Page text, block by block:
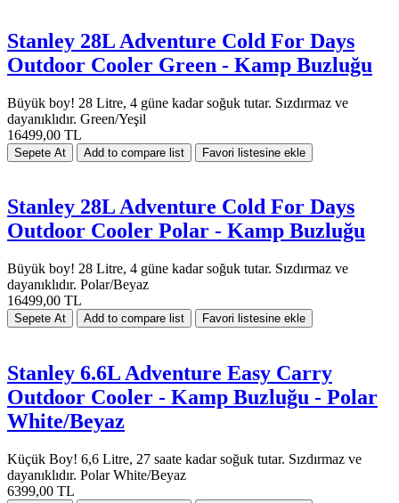
Stanley 28L Adventure Cold For Days
Outdoor Cooler Green - Kamp Buzluğu
Büyük boy! 28 Litre, 4 güne kadar soğuk tutar. Sızdırmaz ve
dayanıklıdır. Green/Yeşil
16499,00 TL
Stanley 28L Adventure Cold For Days
Outdoor Cooler Polar - Kamp Buzluğu
Büyük boy! 28 Litre, 4 güne kadar soğuk tutar. Sızdırmaz ve
dayanıklıdır. Polar/Beyaz
16499,00 TL
Stanley 6.6L Adventure Easy Carry
Outdoor Cooler - Kamp Buzluğu - Polar
White/Beyaz
Küçük Boy! 6,6 Litre, 27 saate kadar soğuk tutar. Sızdırmaz ve
dayanıklıdır. Polar White/Beyaz
6399,00 TL